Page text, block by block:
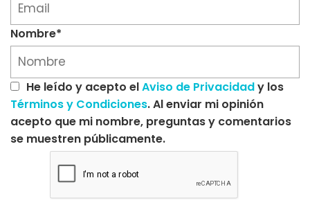
Nombre*
He leído y acepto elAviso de Privacidady los
Términos y Condiciones. Al enviar mi opinión
acepto que mi nombre, preguntas y comentarios
se muestren públicamente.